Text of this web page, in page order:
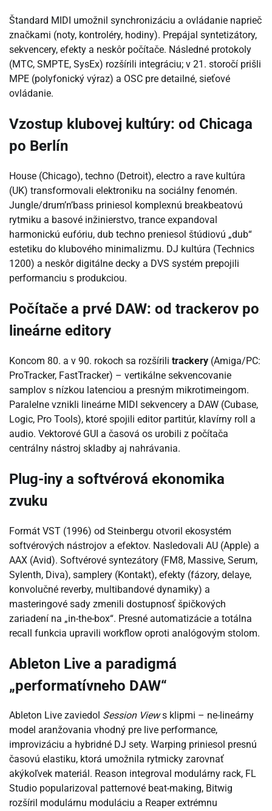
Štandard MIDI umožnil synchronizáciu a ovládanie naprieč
značkami (noty, kontroléry, hodiny). Prepájal syntetizátory,
sekvencery, efekty a neskôr počítače. Následné protokoly
(MTC, SMPTE, SysEx) rozšírili integráciu; v 21. storočí prišli
MPE (polyfonický výraz) a OSC pre detailné, sieťové
ovládanie.
Vzostup klubovej kultúry: od Chicaga
po Berlín
House (Chicago), techno (Detroit), electro a rave kultúra
(UK) transformovali elektroniku na sociálny fenomén.
Jungle/drum’n’bass priniesol komplexnú breakbeatovú
rytmiku a basové inžinierstvo, trance expandoval
harmonickú eufóriu, dub techno preniesol štúdiovú „dub“
estetiku do klubového minimalizmu. DJ kultúra (Technics
1200) a neskôr digitálne decky a DVS systém prepojili
performanciu s produkciou.
Počítače a prvé DAW: od trackerov po
lineárne editory
Koncom 80. a v 90. rokoch sa rozšírili trackery (Amiga/PC:
ProTracker, FastTracker) – vertikálne sekvencovanie
samplov s nízkou latenciou a presným mikrotimeingom.
Paralelne vznikli lineárne MIDI sekvencery a DAW (Cubase,
Logic, Pro Tools), ktoré spojili editor partitúr, klavírny roll a
audio. Vektorové GUI a časová os urobili z počítača
centrálny nástroj skladby aj nahrávania.
Plug-iny a softvérová ekonomika
zvuku
Formát VST (1996) od Steinbergu otvoril ekosystém
softvérových nástrojov a efektov. Nasledovali AU (Apple) a
AAX (Avid). Softvérové syntezátory (FM8, Massive, Serum,
Sylenth, Diva), samplery (Kontakt), efekty (fázory, delaye,
konvolučné reverby, multibandové dynamiky) a
masteringové sady zmenili dostupnosť špičkových
zariadení na „in-the-box“. Presné automatizácie a totálna
recall funkcia upravili workflow oproti analógovým stolom.
Ableton Live a paradigmá
„performatívneho DAW“
Ableton Live zaviedol Session Views klipmi – ne-lineárny
model aranžovania vhodný pre live performance,
improvizáciu a hybridné DJ sety. Warping priniesol presnú
časovú elastiku, ktorá umožnila rytmicky zarovnať
akýkoľvek materiál. Reason integroval modulárny rack, FL
Studio popularizoval patternové beat-making, Bitwig
rozšíril modulárnu moduláciu a Reaper extrémnu